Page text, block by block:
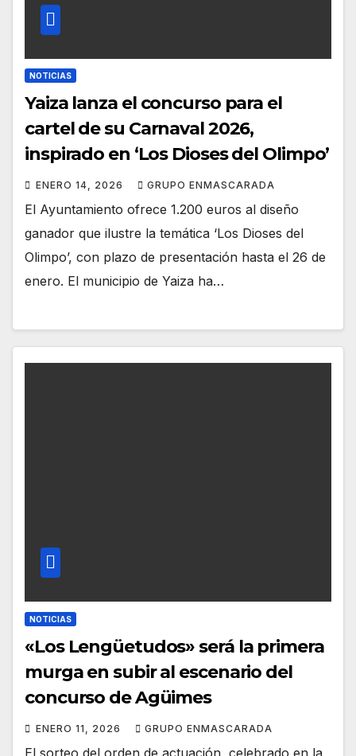
NOTICIAS
Yaiza lanza el concurso para el
cartel de su Carnaval 2026,
inspirado en ‘Los Dioses del Olimpo’
ENERO 14, 2026 GRUPO ENMASCARADA
El Ayuntamiento ofrece 1.200 euros al diseño
ganador que ilustre la temática ‘Los Dioses del
Olimpo’, con plazo de presentación hasta el 26 de
enero. El municipio de Yaiza ha…
NOTICIAS
«Los Lengüetudos» será la primera
murga en subir al escenario del
concurso de Agüimes
ENERO 11, 2026 GRUPO ENMASCARADA
El sorteo del orden de actuación, celebrado en la